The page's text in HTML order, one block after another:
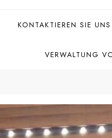
KONTAKTIEREN SIE UNS
VERWALTUNG